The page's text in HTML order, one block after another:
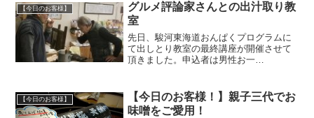
【今日のお客様】
グルメ評論家さんとの出汁取り教
室
先日、駿河東海道おんぱくプログラムに
て出しとり教室の最終講座が開催させて
頂きました。申込者は男性お一
て、、」と思ったらこの方でした。大石
正則さんです。実は１０年以上前に、...
【今日のお客様】
【今日のお客様！】親子三代でお
味噌をご愛用！